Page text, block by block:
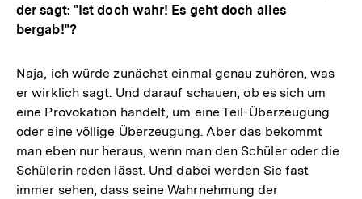
der sagt: "Ist doch wahr! Es geht doch alles
bergab!"?
Naja, ich würde zunächst einmal genau zuhören, was
er wirklich sagt. Und darauf schauen, ob es sich um
eine Provokation handelt, um eine Teil-Überzeugung
oder eine völlige Überzeugung. Aber das bekommt
man eben nur heraus, wenn man den Schüler oder die
Schülerin reden lässt. Und dabei werden Sie fast
immer sehen, dass seine Wahrnehmung der